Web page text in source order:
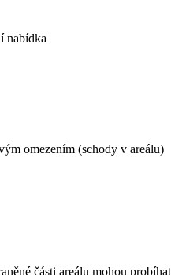
nabídka
omezením (schody v areálu)
části areálu mohou